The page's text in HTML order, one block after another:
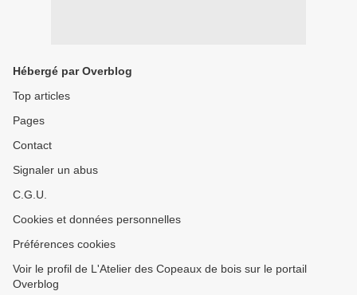
Hébergé par Overblog
Top articles
Pages
Contact
Signaler un abus
C.G.U.
Cookies et données personnelles
Préférences cookies
Voir le profil de L'Atelier des Copeaux de bois sur le portail
Overblog